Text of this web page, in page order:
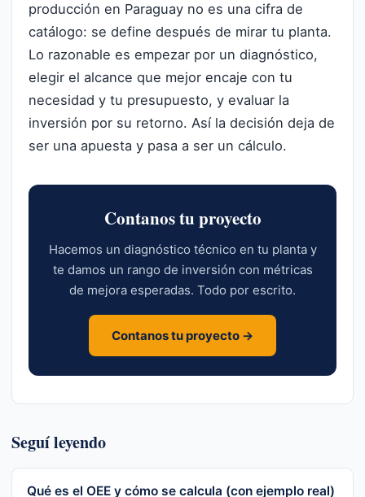
producción en Paraguay no es una cifra de
catálogo: se define después de mirar tu planta.
Lo razonable es empezar por un diagnóstico,
elegir el alcance que mejor encaje con tu
necesidad y tu presupuesto, y evaluar la
inversión por su retorno. Así la decisión deja de
ser una apuesta y pasa a ser un cálculo.
Contanos tu proyecto
Hacemos un diagnóstico técnico en tu planta y
te damos un rango de inversión con métricas
de mejora esperadas. Todo por escrito.
Contanos tu proyecto →
Seguí leyendo
Qué es el OEE y cómo se calcula (con ejemplo real)